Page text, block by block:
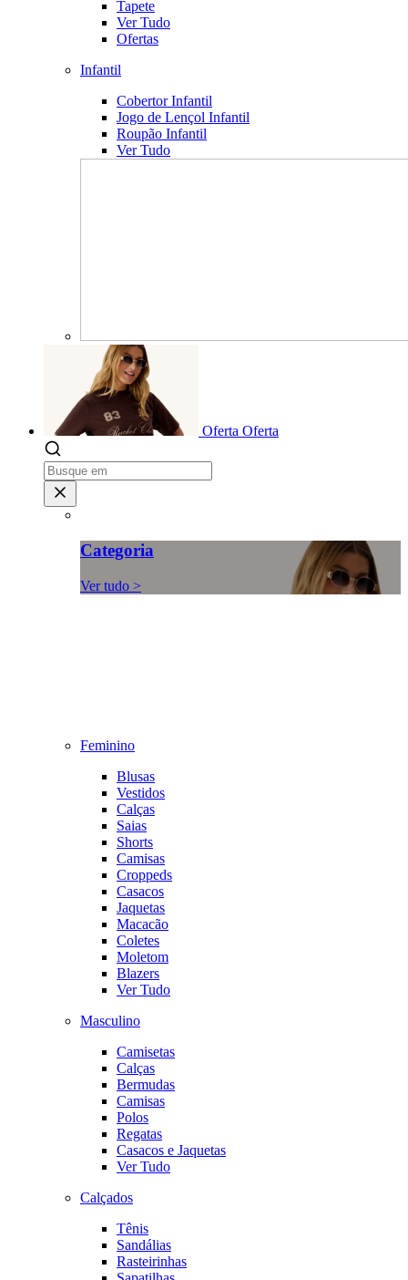
Tapete
Ver Tudo
Ofertas
Infantil
Cobertor Infantil
Jogo de Lençol Infantil
Roupão Infantil
Ver Tudo
Oferta Oferta
Categoria
Ver tudo >
Feminino
Blusas
Vestidos
Calças
Saias
Shorts
Camisas
Croppeds
Casacos
Jaquetas
Macacão
Coletes
Moletom
Blazers
Ver Tudo
Masculino
Camisetas
Calças
Bermudas
Camisas
Polos
Regatas
Casacos e Jaquetas
Ver Tudo
Calçados
Tênis
Sandálias
Rasteirinhas